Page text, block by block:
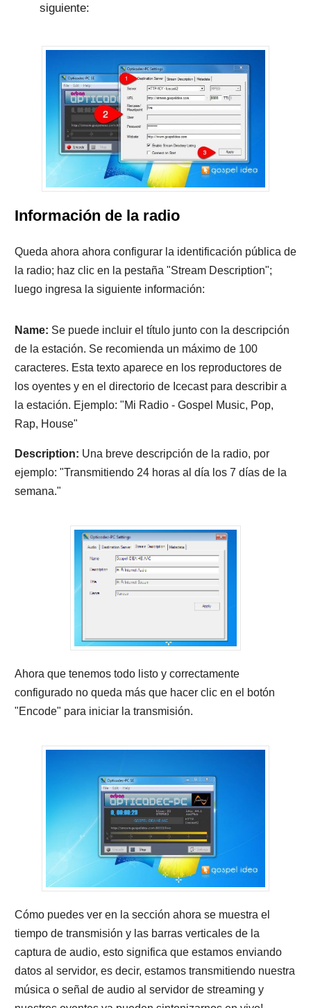
siguiente:
Información de la radio
Queda ahora ahora configurar la identificación pública de
la radio; haz clic en la pestaña "Stream Description";
luego ingresa la siguiente información:
Name: Se puede incluir el título junto con la descripción
de la estación. Se recomienda un máximo de 100
caracteres. Esta texto aparece en los reproductores de
los oyentes y en el directorio de Icecast para describir a
la estación. Ejemplo: "Mi Radio - Gospel Music, Pop,
Rap, House"
Description: Una breve descripción de la radio, por
ejemplo: "Transmitiendo 24 horas al día los 7 días de la
semana."
Ahora que tenemos todo listo y correctamente
configurado no queda más que hacer clic en el botón
"Encode" para iniciar la transmisión.
Cómo puedes ver en la sección ahora se muestra el
tiempo de transmisión y las barras verticales de la
captura de audio, esto significa que estamos enviando
datos al servidor, es decir, estamos transmitiendo nuestra
música o señal de audio al servidor de streaming y